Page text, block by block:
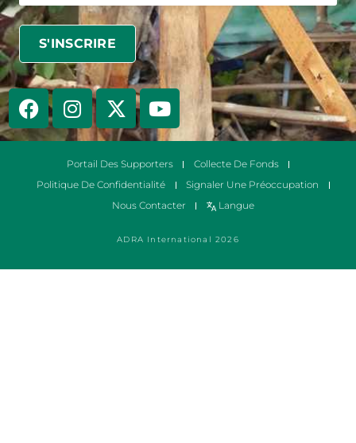
ADRA International 2026
Portail Des Supporters
Collecte De Fonds
Politique De Confidentialité
Signaler Une Préoccupation
Nous Contacter
Langue